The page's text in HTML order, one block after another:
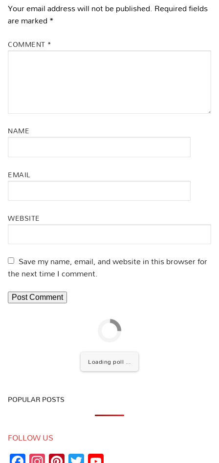
Your email address will not be published. Required fields
are marked*
COMMENT *
NAME
EMAIL
WEBSITE
Save my name, email, and website in this browser for
the next time I comment.
Loading poll ...
POPULAR POSTS
FOLLOW US